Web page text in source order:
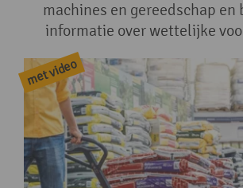
machines en gereedschap en
informatie over wettelijke